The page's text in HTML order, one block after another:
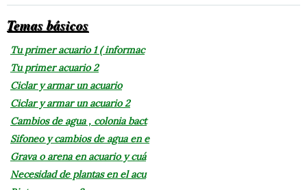
Temas básicos
Tu primer acuario 1 ( informac
Tu primer acuario 2
Ciclar y armar un acuario
Ciclar y armar un acuario 2
Cambios de agua , colonia bact
Sifoneo y cambios de agua en e
Grava o arena en acuario y cuá
Necesidad de plantas en el acu